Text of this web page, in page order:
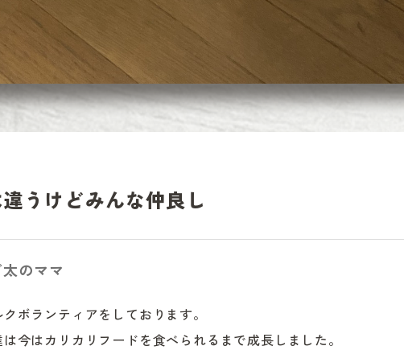
うけどみんな仲良し
のママ
ボランティアをしております。
今はカリカリフードを食べられるまで成長しました。